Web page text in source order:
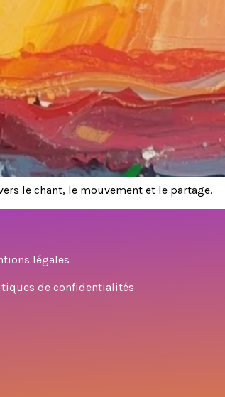
le chant, le mouvement et le partage.
légales
de confidentialités